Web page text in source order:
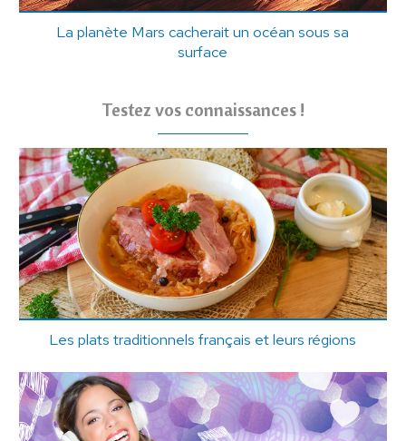
La planète Mars cacherait un océan sous sa
surface
Testez vos connaissances !
Les plats traditionnels français et leurs régions